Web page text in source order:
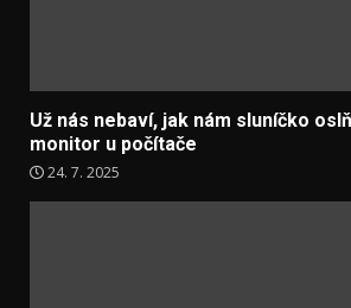
Už nás nebaví, jak nám sluníčko
monitor u počítače
24. 7. 2025